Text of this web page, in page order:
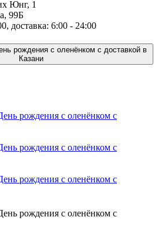
Юнг, 1
99Б
доставка: 6:00 - 24:00